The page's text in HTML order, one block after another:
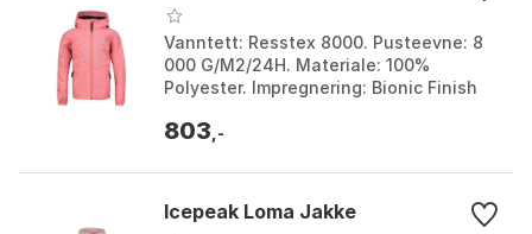
Vanntett: Resstex 8000. Pusteevne: 8
000 G/M2/24H. Materiale: 100%
Polyester. Impregnering: Bionic Finish
red, Harbor bl...
803 ,-
Icepeak Loma Jakke